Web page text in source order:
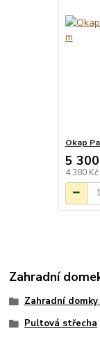
Okap
5
4 380 Kč
Zahradní
Zahradní
Pultová střecha